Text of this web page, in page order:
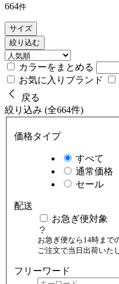
664件
サイズ
絞り込む
カラーをまとめる
お気に入りブランド
戻る
絞り込み (全664件)
価格タイプ
すべて
通常価格
セール
配送
お急ぎ便対象
お急ぎ便なら14時まで
ご注文で当日出荷いた
フリーワード